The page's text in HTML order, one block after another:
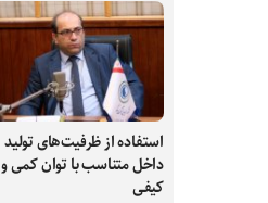
استفاده از ظرفیت‌های تولید
داخل متناسب با توان کمی و
کیفی